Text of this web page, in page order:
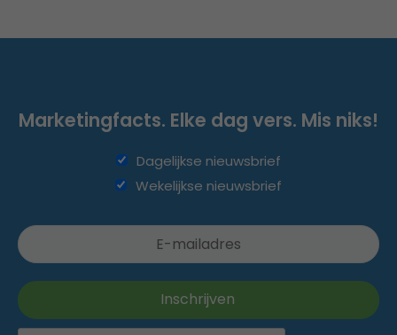
Marketingfacts. Elke dag vers. Mis niks!
Dagelijkse nieuwsbrief
Wekelijkse nieuwsbrief